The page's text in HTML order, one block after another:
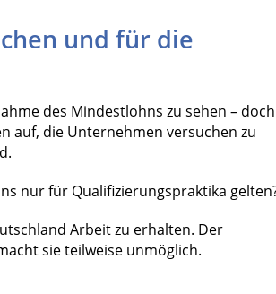
und für die
des Mindestlohns zu sehen – doch
auf, die Unternehmen versuchen zu
nur für Qualifizierungspraktika
Arbeit zu erhalten. Der
sie teilweise unmöglich.